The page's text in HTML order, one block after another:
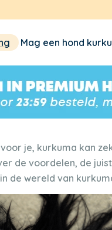
Mag een hond
je, kurkuma kan
de voordelen, de
de wereld van